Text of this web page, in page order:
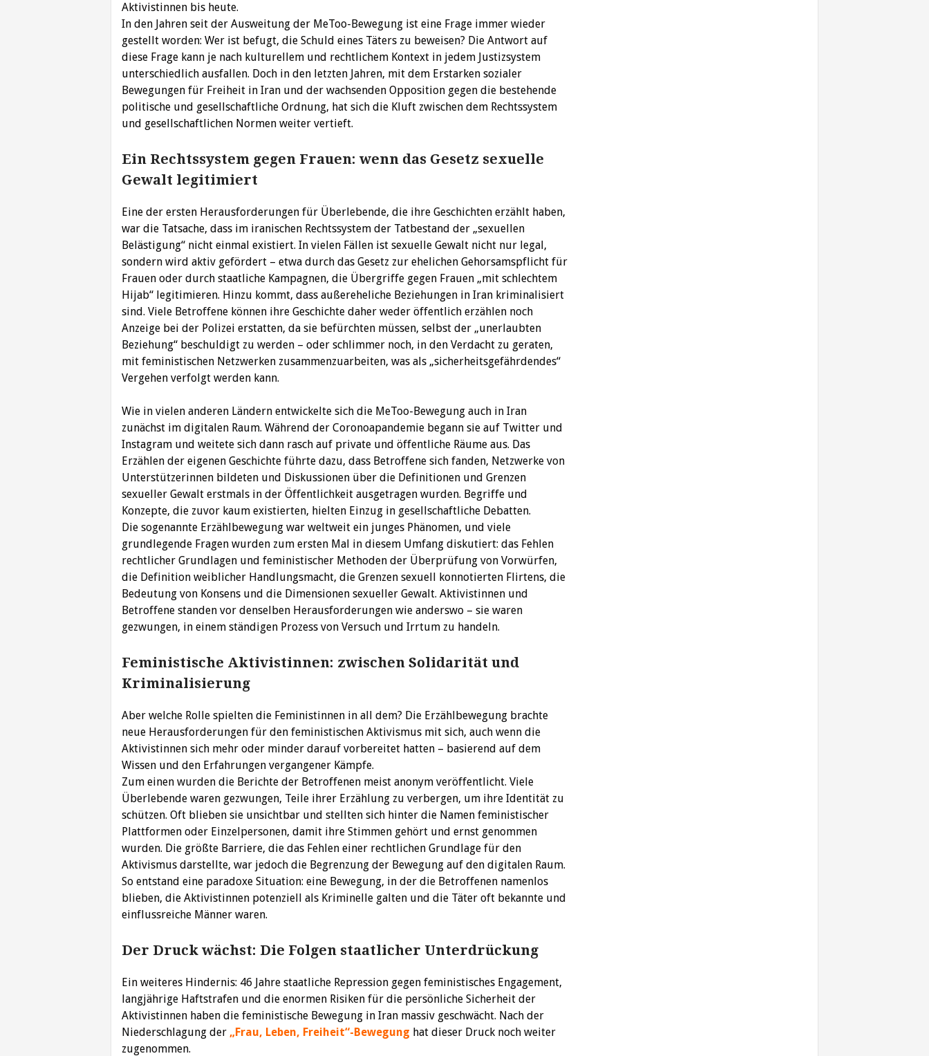
Aktivistinnen bis heute.
In den Jahren seit der Ausweitung der MeToo-Bewegung ist eine Frage immer wieder
gestellt worden: Wer ist befugt, die Schuld eines Täters zu beweisen? Die Antwort auf
diese Frage kann je nach kulturellem und rechtlichem Kontext in jedem Justizsystem
unterschiedlich ausfallen. Doch in den letzten Jahren, mit dem Erstarken sozialer
Bewegungen für Freiheit in Iran und der wachsenden Opposition gegen die bestehende
politische und gesellschaftliche Ordnung, hat sich die Kluft zwischen dem Rechtssystem
und gesellschaftlichen Normen weiter vertieft.
Ein Rechtssystem gegen Frauen: wenn das Gesetz sexuelle
Gewalt legitimiert
Eine der ersten Herausforderungen für Überlebende, die ihre Geschichten erzählt haben,
war die Tatsache, dass im iranischen Rechtssystem der Tatbestand der „sexuellen
Belästigung“ nicht einmal existiert. In vielen Fällen ist sexuelle Gewalt nicht nur legal,
sondern wird aktiv gefördert – etwa durch das Gesetz zur ehelichen Gehorsamspflicht für
Frauen oder durch staatliche Kampagnen, die Übergriffe gegen Frauen „mit schlechtem
Hijab“ legitimieren. Hinzu kommt, dass außereheliche Beziehungen in Iran kriminalisiert
sind. Viele Betroffene können ihre Geschichte daher weder öffentlich erzählen noch
Anzeige bei der Polizei erstatten, da sie befürchten müssen, selbst der „unerlaubten
Beziehung“ beschuldigt zu werden – oder schlimmer noch, in den Verdacht zu geraten,
mit feministischen Netzwerken zusammenzuarbeiten, was als „sicherheitsgefährdendes“
Vergehen verfolgt werden kann.
Wie in vielen anderen Ländern entwickelte sich die MeToo-Bewegung auch in Iran
zunächst im digitalen Raum. Während der Coronoapandemie begann sie auf Twitter und
Instagram und weitete sich dann rasch auf private und öffentliche Räume aus. Das
Erzählen der eigenen Geschichte führte dazu, dass Betroffene sich fanden, Netzwerke von
Unterstützerinnen bildeten und Diskussionen über die Definitionen und Grenzen
sexueller Gewalt erstmals in der Öffentlichkeit ausgetragen wurden. Begriffe und
Konzepte, die zuvor kaum existierten, hielten Einzug in gesellschaftliche Debatten.
Die sogenannte Erzählbewegung war weltweit ein junges Phänomen, und viele
grundlegende Fragen wurden zum ersten Mal in diesem Umfang diskutiert: das Fehlen
rechtlicher Grundlagen und feministischer Methoden der Überprüfung von Vorwürfen,
die Definition weiblicher Handlungsmacht, die Grenzen sexuell konnotierten Flirtens, die
Bedeutung von Konsens und die Dimensionen sexueller Gewalt. Aktivistinnen und
Betroffene standen vor denselben Herausforderungen wie anderswo – sie waren
gezwungen, in einem ständigen Prozess von Versuch und Irrtum zu handeln.
Feministische Aktivistinnen: zwischen Solidarität und
Kriminalisierung
Aber welche Rolle spielten die Feministinnen in all dem? Die Erzählbewegung brachte
neue Herausforderungen für den feministischen Aktivismus mit sich, auch wenn die
Aktivistinnen sich mehr oder minder darauf vorbereitet hatten – basierend auf dem
Wissen und den Erfahrungen vergangener Kämpfe.
Zum einen wurden die Berichte der Betroffenen meist anonym veröffentlicht. Viele
Überlebende waren gezwungen, Teile ihrer Erzählung zu verbergen, um ihre Identität zu
schützen. Oft blieben sie unsichtbar und stellten sich hinter die Namen feministischer
Plattformen oder Einzelpersonen, damit ihre Stimmen gehört und ernst genommen
wurden. Die größte Barriere, die das Fehlen einer rechtlichen Grundlage für den
Aktivismus darstellte, war jedoch die Begrenzung der Bewegung auf den digitalen Raum.
So entstand eine paradoxe Situation: eine Bewegung, in der die Betroffenen namenlos
blieben, die Aktivistinnen potenziell als Kriminelle galten und die Täter oft bekannte und
einflussreiche Männer waren.
Der Druck wächst: Die Folgen staatlicher Unterdrückung
Ein weiteres Hindernis: 46 Jahre staatliche Repression gegen feministisches Engagement,
langjährige Haftstrafen und die enormen Risiken für die persönliche Sicherheit der
Aktivistinnen haben die feministische Bewegung in Iran massiv geschwächt. Nach der
Niederschlagung der „Frau, Leben, Freiheit“-Bewegung hat dieser Druck noch weiter
zugenommen.